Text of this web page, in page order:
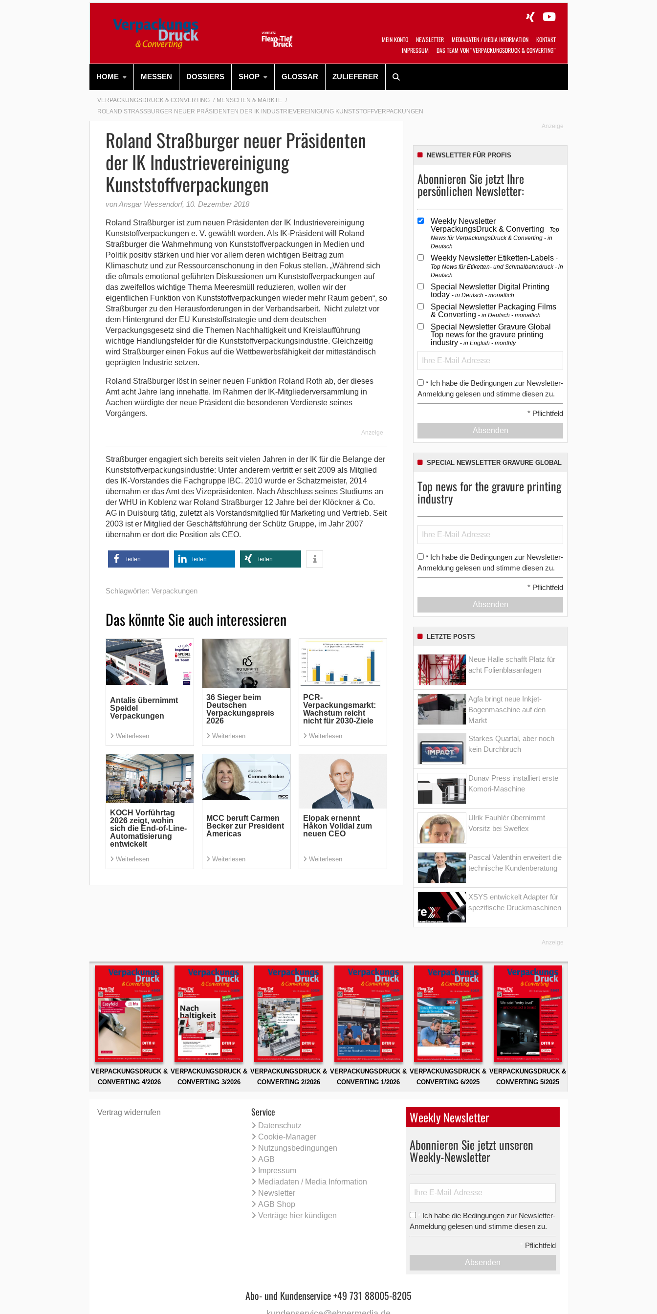
MEIN KONTO NEWSLETTER MEDIADATEN / MEDIA INFORMATION
KONTAKT
IMPRESSUM
DAS TEAM VON “VERPACKUNGSDRUCK & CONVERTING”
HOME MESSEN DOSSIERS SHOP GLOSSAR ZULIEFERER
VERPACKUNGSDRUCK & CONVERTING
MENSCHEN & MÄRKTE
ROLAND STRASSBURGER NEUER PRÄSIDENTEN DER IK INDUSTRIEVEREINIGUNG KUNSTSTOFFVERPACKUNGEN
Roland Straßburger neuer Präsidenten
der IK Industrievereinigung
Kunststoffverpackungen
von Ansgar Wessendorf, 10. Dezember 2018
Roland Straßburger ist zum neuen Präsidenten der IK Industrievereinigung
Kunststoffverpackungen e. V. gewählt worden. Als IK-Präsident will Roland
Straßburger die Wahrnehmung von Kunststoffverpackungen in Medien und
Politik positiv stärken und hier vor allem deren wichtigen Beitrag zum
Klimaschutz und zur Ressourcenschonung in den Fokus stellen. „Während sich
die oftmals emotional geführten Diskussionen um Kunststoffverpackungen auf
das zweifellos wichtige Thema Meeresmüll reduzieren, wollen wir der
eigentlichen Funktion von Kunststoffverpackungen wieder mehr Raum geben“, so
Straßburger zu den Herausforderungen in der Verbandsarbeit. Nicht zuletzt vor
dem Hintergrund der EU Kunststoffstrategie und dem deutschen
Verpackungsgesetz sind die Themen Nachhaltigkeit und Kreislaufführung
wichtige Handlungsfelder für die Kunststoffverpackungsindustrie. Gleichzeitig
wird Straßburger einen Fokus auf die Wettbewerbsfähigkeit der mitteständisch
geprägten Industrie setzen.
Roland Straßburger löst in seiner neuen Funktion Roland Roth ab, der dieses
Amt acht Jahre lang innehatte. Im Rahmen der IK-Mitgliederversammlung in
Aachen würdigte der neue Präsident die besonderen Verdienste seines
Vorgängers.
Anzeige
Straßburger engagiert sich bereits seit vielen Jahren in der IK für die Belange der
Kunststoffverpackungsindustrie: Unter anderem vertritt er seit 2009 als Mitglied
des IK-Vorstandes die Fachgruppe IBC. 2010 wurde er Schatzmeister, 2014
übernahm er das Amt des Vizepräsidenten. Nach Abschluss seines Studiums an
der WHU in Koblenz war Roland Straßburger 12 Jahre bei der Klöckner & Co.
AG in Duisburg tätig, zuletzt als Vorstandsmitglied für Marketing und Vertrieb. Seit
2003 ist er Mitglied der Geschäftsführung der Schütz Gruppe, im Jahr 2007
übernahm er dort die Position als CEO.
teilen teilen teilen
Schlagwörter: Verpackungen
Das könnte Sie auch interessieren
Antalis übernimmt
Speidel
Verpackungen
Weiterlesen
36 Sieger beim
Deutschen
Verpackungspreis
2026
Weiterlesen
PCR-
Verpackungsmarkt:
Wachstum reicht
nicht für 2030-Ziele
Weiterlesen
KOCH Vorführtag
2026 zeigt, wohin
sich die End-of-Line-
Automatisierung
entwickelt
Weiterlesen
MCC beruft Carmen
Becker zur President
Americas
Weiterlesen
Elopak ernennt
Håkon Volldal zum
neuen CEO
Weiterlesen
Anzeige
NEWSLETTER FÜR PROFIS
Abonnieren Sie jetzt Ihre
persönlichen Newsletter:
Weekly Newsletter
VerpackungsDruck & Converting Top
News für VerpackungsDruck & Converting - in
Deutsch
Weekly Newsletter Etiketten-Labels
Top News für Etiketten- und Schmalbahndruck - in
Deutsch
Special Newsletter Digital Printing
today in Deutsch - monatlich
Special Newsletter Packaging Films
& Converting in Deutsch - monatlich
Special Newsletter Gravure Global
Top news for the gravure printing
industry in English - monthly
* Ich habe die Bedingungen zur Newsletter-
Anmeldung gelesen und stimme diesen zu.
* Pflichtfeld
Absenden
SPECIAL NEWSLETTER GRAVURE GLOBAL
Top news for the gravure printing
industry
* Ich habe die Bedingungen zur Newsletter-
Anmeldung gelesen und stimme diesen zu.
* Pflichtfeld
Absenden
LETZTE POSTS
Neue Halle schafft Platz für
acht Folienblasanlagen
Agfa bringt neue Inkjet-
Bogenmaschine auf den
Markt
Starkes Quartal, aber noch
kein Durchbruch
Dunav Press installiert erste
Komori-Maschine
Ulrik Fauhlér übernimmt
Vorsitz bei Sweflex
Pascal Valenthin erweitert die
technische Kundenberatung
XSYS entwickelt Adapter für
spezifische Druckmaschinen
Anzeige
VERPACKUNGSDRUCK &
CONVERTING 4/2026
VERPACKUNGSDRUCK &
CONVERTING 3/2026
VERPACKUNGSDRUCK &
CONVERTING 2/2026
VERPACKUNGSDRUCK &
CONVERTING 1/2026
VERPACKUNGSDRUCK &
CONVERTING 6/2025
VERPACKUNGSDRUCK &
CONVERTING 5/2025
Vertrag widerrufen Service
Datenschutz
Cookie-Manager
Nutzungsbedingungen
AGB
Impressum
Mediadaten / Media Information
Newsletter
AGB Shop
Verträge hier kündigen
Weekly Newsletter
Abonnieren Sie jetzt unseren
Weekly-Newsletter
Ich habe die Bedingungen zur Newsletter-
Anmeldung gelesen und stimme diesen zu.
Pflichtfeld
Absenden
Abo- und Kundenservice +49 731 88005-8205